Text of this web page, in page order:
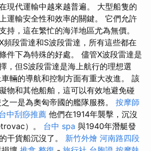
現代運輸中越來越普遍。 大型船隻的
運輸安全性和效率的關鍵。 它們允許
持，這在繁忙的海洋地區尤為無價。
頻段雷達和S波段雷達，所有這些都在
件下為特殊的好處。 儘管X波段雷達是
，但S波段雷達是海上航行的理想選
輛的導航和控制方面有重大改進。 該
物和其他船舶，這可以有效地避免碰
一是為奧匈帝國的艦隊服務。 按摩師
中刮痧推薦 他們在1914年襲擊，沉沒
）。 台中 spa 與1940年潛艇發
干貨船沉沒了。 新竹外燴 河南路四段